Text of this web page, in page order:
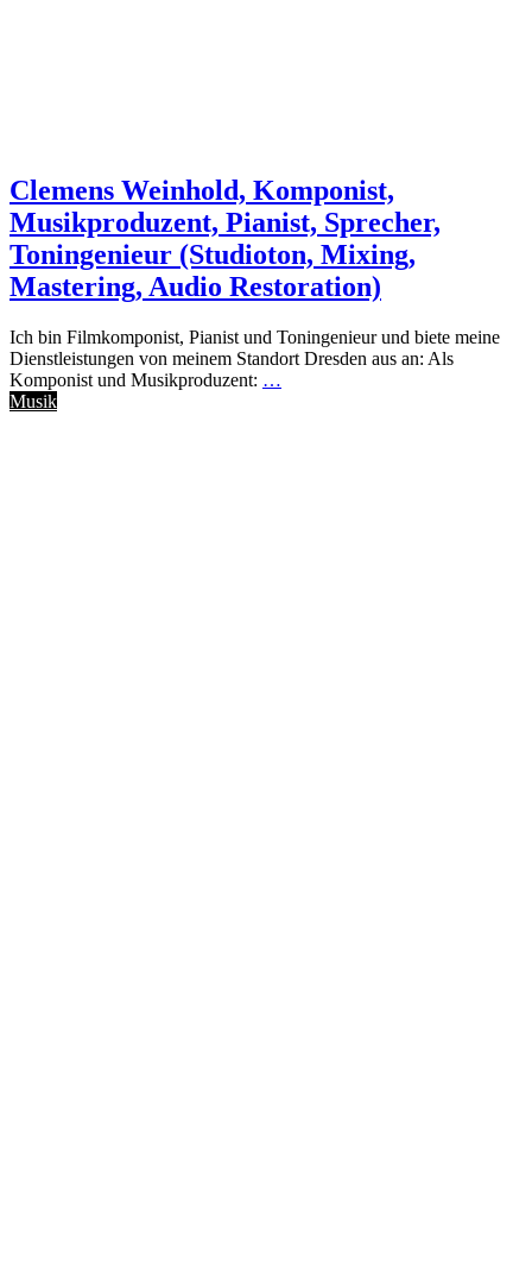
Clemens Weinhold, Komponist,
Musikproduzent, Pianist, Sprecher,
Toningenieur (Studioton, Mixing,
Mastering, Audio Restoration)
Ich bin Filmkomponist, Pianist und Toningenieur und biete meine
Dienstleistungen von meinem Standort Dresden aus an: Als
Komponist und Musikproduzent: …
Musik